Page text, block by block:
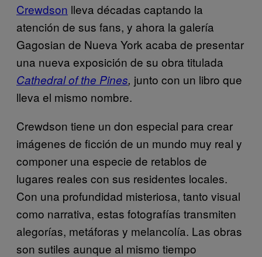
Crewdson lleva décadas captando la
atención de sus fans, y ahora la galería
Gagosian de Nueva York acaba de presentar
una nueva exposición de su obra titulada
Cathedral of the Pines, junto con un libro que
lleva el mismo nombre.
Crewdson tiene un don especial para crear
imágenes de ficción de un mundo muy real y
componer una especie de retablos de
lugares reales con sus residentes locales.
Con una profundidad misteriosa, tanto visual
como narrativa, estas fotografías transmiten
alegorías, metáforas y melancolía. Las obras
son sutiles aunque al mismo tiempo